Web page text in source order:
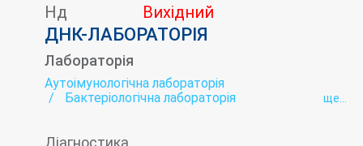
Нд
Вихідний
ДНК-ЛАБОРАТОРІЯ
Лабораторія
Аутоімунологічна лабораторія
Бактеріологічна лабораторія
Гельмінтологія
ще...
Діагностика